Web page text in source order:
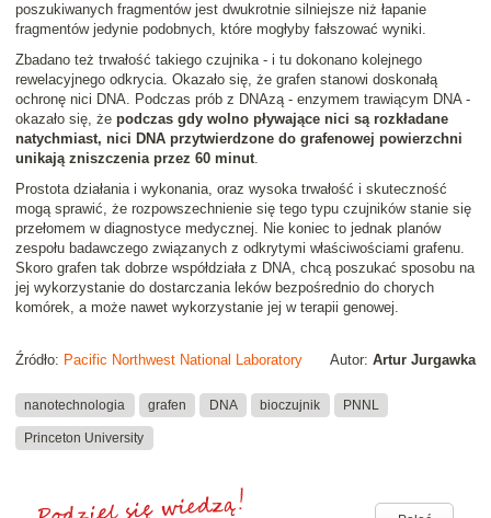
poszukiwanych fragmentów jest dwukrotnie silniejsze niż łapanie
fragmentów jedynie podobnych, które mogłyby fałszować wyniki.
Zbadano też trwałość takiego czujnika - i tu dokonano kolejnego
rewelacyjnego odkrycia. Okazało się, że grafen stanowi doskonałą
ochronę nici DNA. Podczas prób z DNAzą - enzymem trawiącym DNA -
okazało się, że podczas gdy wolno pływające nici są rozkładane
natychmiast, nici DNA przytwierdzone do grafenowej powierzchni
unikają zniszczenia przez 60 minut.
Prostota działania i wykonania, oraz wysoka trwałość i skuteczność
mogą sprawić, że rozpowszechnienie się tego typu czujników stanie się
przełomem w diagnostyce medycznej. Nie koniec to jednak planów
zespołu badawczego związanych z odkrytymi właściwościami grafenu.
Skoro grafen tak dobrze współdziała z DNA, chcą poszukać sposobu na
jej wykorzystanie do dostarczania leków bezpośrednio do chorych
komórek, a może nawet wykorzystanie jej w terapii genowej.
Autor: Artur Jurgawka
Źródło: Pacific Northwest National Laboratory
nanotechnologia grafen DNA bioczujnik PNNL
Princeton University